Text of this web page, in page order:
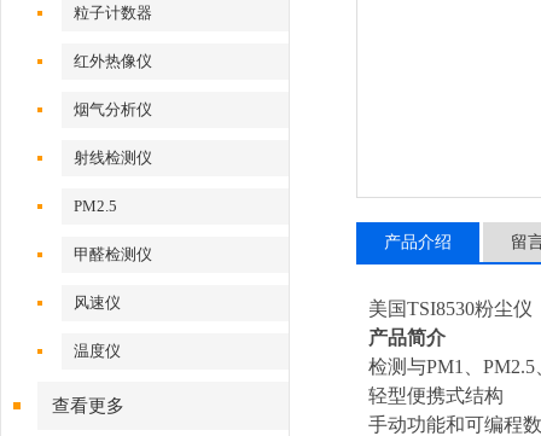
粒子计数器
红外热像仪
烟气分析仪
射线检测仪
PM2.5
甲醛检测仪
风速仪
温度仪
查看更多
产品介绍 留
美国TSI8530粉尘仪
产品简介
检测与PM1、
轻型便携式结构
手动功能和可编程